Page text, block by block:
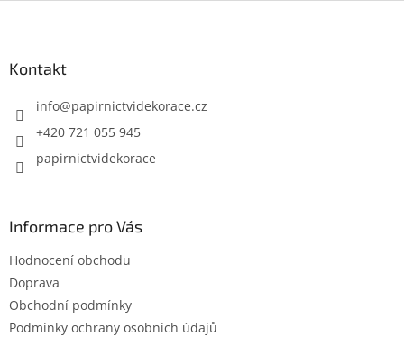
Kontakt
info@papirnictvidekorace.cz
+420 721 055 945
papirnictvidekorace
Informace pro Vás
Hodnocení obchodu
Doprava
Obchodní podmínky
Podmínky ochrany osobních údajů